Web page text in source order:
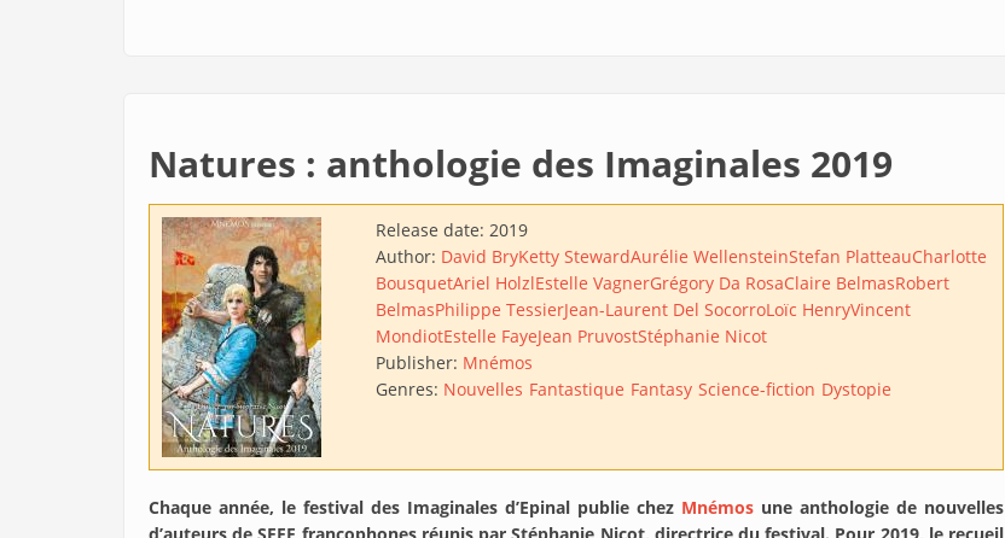
Natures : anthologie des Imaginales 2019
Release date: 2019
Author: David BryKetty StewardAurélie WellensteinStefan PlatteauCharlotte
BousquetAriel HolzlEstelle VagnerGrégory Da RosaClaire BelmasRobert
BelmasPhilippe TessierJean-Laurent Del SocorroLoïc HenryVincent
MondiotEstelle FayeJean PruvostStéphanie Nicot
Publisher: Mnémos
Genres: Nouvelles Fantastique Fantasy Science-fiction Dystopie
Chaque année, le festival des Imaginales d’Epinal publie chez Mnémos une anthologie de nouvelles